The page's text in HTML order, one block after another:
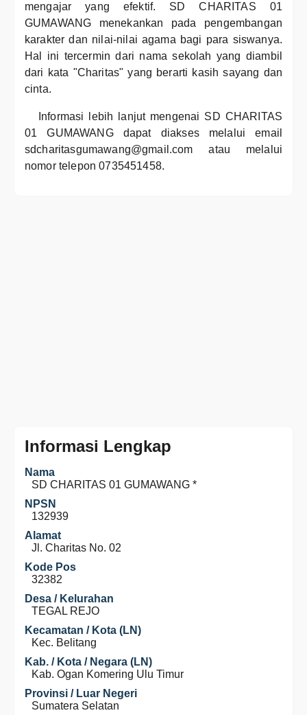
mengajar yang efektif. SD CHARITAS 01
GUMAWANG menekankan pada pengembangan
karakter dan nilai-nilai agama bagi para siswanya.
Hal ini tercermin dari nama sekolah yang diambil
dari kata "Charitas" yang berarti kasih sayang dan
cinta.
Informasi lebih lanjut mengenai SD CHARITAS
01 GUMAWANG dapat diakses melalui email
sdcharitasgumawang@gmail.com atau melalui
nomor telepon 0735451458.
Informasi Lengkap
Nama
SD CHARITAS 01 GUMAWANG *
NPSN
132939
Alamat
Jl. Charitas No. 02
Kode Pos
32382
Desa / Kelurahan
TEGAL REJO
Kecamatan / Kota (LN)
Kec. Belitang
Kab. / Kota / Negara (LN)
Kab. Ogan Komering Ulu Timur
Provinsi / Luar Negeri
Sumatera Selatan